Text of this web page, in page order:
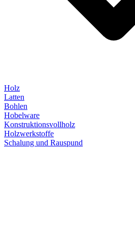
Holz
Latten
Bohlen
Hobelware
Konstruktionsvollholz
Holzwerkstoffe
Schalung und Rauspund